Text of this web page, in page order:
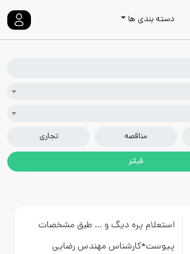
ها
پره دیگ و ... طبق مشخصات
مهندس رضایی